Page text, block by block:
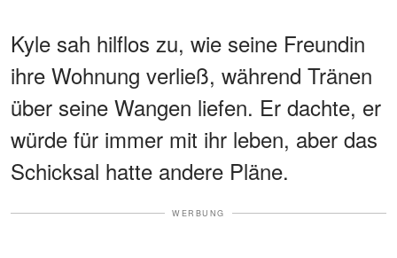
Kyle sah hilflos zu, wie seine Freundin
ihre Wohnung verließ, während Tränen
über seine Wangen liefen. Er dachte, er
würde für immer mit ihr leben, aber das
Schicksal hatte andere Pläne.
WERBUNG